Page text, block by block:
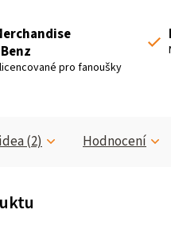
pro fanoušky
(2) Hodnocení